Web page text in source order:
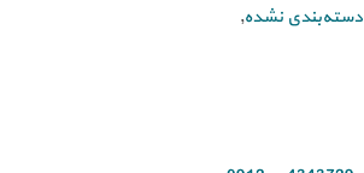
دسته‌بندی نشده,